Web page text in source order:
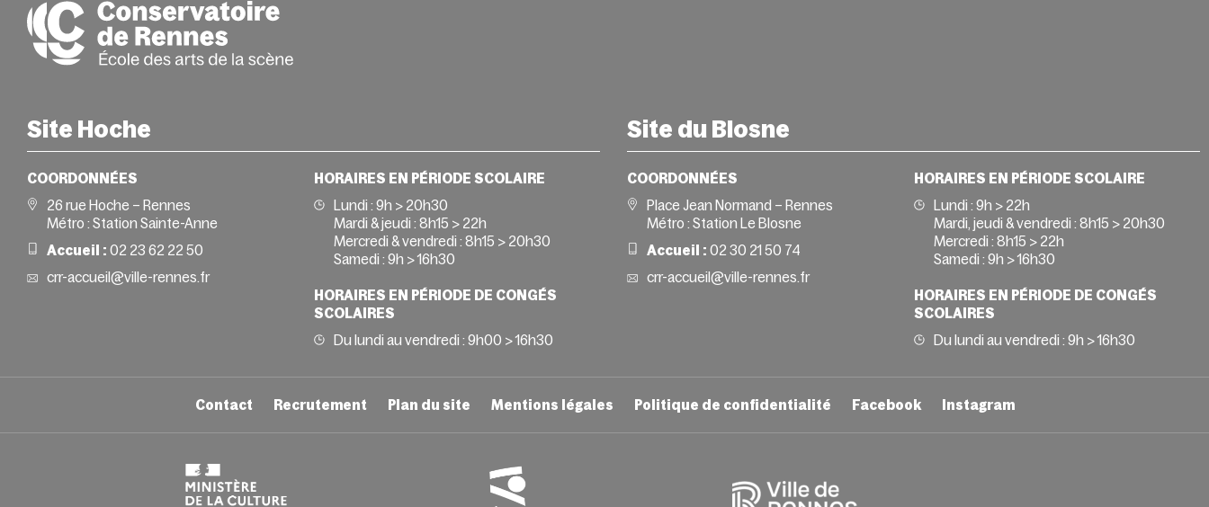
Site Hoche
COORDONNÉES
26 rue Hoche – Rennes
Métro : Station Sainte-Anne
Accueil : 02 23 62 22 50
crr-accueil@ville-rennes.fr
HORAIRES EN PÉRIODE SCOLAIRE
Lundi : 9h > 20h30
Mardi & jeudi : 8h15 > 22h
Mercredi & vendredi : 8h15 > 20h30
Samedi : 9h > 16h30
HORAIRES EN PÉRIODE DE CONGÉS
SCOLAIRES
Du lundi au vendredi : 9h00 > 16h30
Site du Blosne
COORDONNÉES
Place Jean Normand – Rennes
Métro : Station Le Blosne
Accueil : 02 30 21 50 74
crr-accueil@ville-rennes.fr
HORAIRES EN PÉRIODE SCOLAIRE
Lundi : 9h > 22h
Mardi, jeudi & vendredi : 8h15 > 20h30
Mercredi : 8h15 > 22h
Samedi : 9h > 16h30
HORAIRES EN PÉRIODE DE CONGÉS
SCOLAIRES
Du lundi au vendredi : 9h > 16h30
Contact Recrutement Plan du site Mentions légales Politique de confidentialité Facebook Instagram